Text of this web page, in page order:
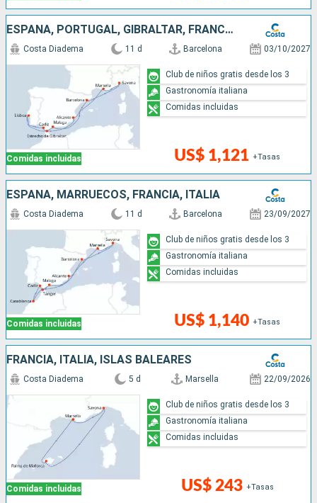
ESPAÑA, PORTUGAL, GIBRALTAR, FRANCIA, ITALIA
Comidas incluidas
Costa Diadema 11 d Barcelona 03/10/2027
US$ 1,121 +Tasas
Club de niños gratis desde los 3
Gastronomía italiana
Comidas incluidas
ESPAÑA, MARRUECOS, FRANCIA, ITALIA
Comidas incluidas
Costa Diadema 11 d Barcelona 23/09/2027
US$ 1,140 +Tasas
Club de niños gratis desde los 3
Gastronomía italiana
Comidas incluidas
FRANCIA, ITALIA, ISLAS BALEARES
Comidas incluidas
Costa Diadema 5 d Marsella 22/09/2026
US$ 243 +Tasas
Club de niños gratis desde los 3
Gastronomía italiana
Comidas incluidas